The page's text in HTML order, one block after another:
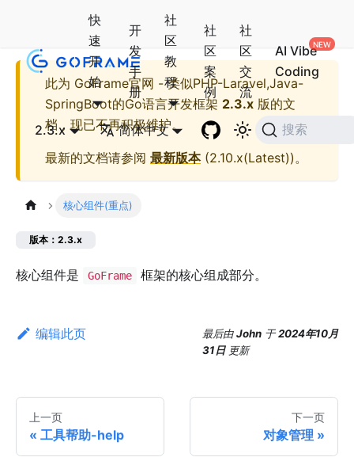
快
速
开
始
开
发
手
册
社
区
教
程
社
区
案
例
社
区
交
流
AI Vibe
Coding
2.3.x 简体中文 搜索
此为 GoFrame官网 - 类似PHP-Laravel,Java-
SpringBoot的Go语言开发框架 2.3.x 版的文
档，现已不再积极维护。
最新的文档请参阅 最新版本(2.10.x(Latest))。
核心组件(重点)
版本：2.3.x
核心组件是 GoFrame 框架的核心组成部分。
编辑此页 最后由John 于2024年10月
31日 更新
上一页
工具帮助-help
下一页
对象管理